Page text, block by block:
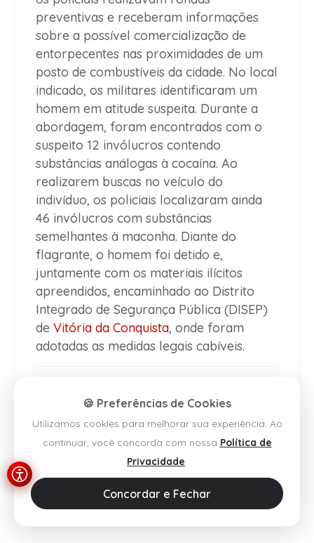
preventivas e receberam informações
sobre a possível comercialização de
entorpecentes nas proximidades de um
posto de combustíveis da cidade. No local
indicado, os militares identificaram um
homem em atitude suspeita. Durante a
abordagem, foram encontrados com o
suspeito 12 invólucros contendo
substâncias análogas à cocaína. Ao
realizarem buscas no veículo do
indivíduo, os policiais localizaram ainda
46 invólucros com substâncias
semelhantes à maconha. Diante do
flagrante, o homem foi detido e,
juntamente com os materiais ilícitos
apreendidos, encaminhado ao Distrito
Integrado de Segurança Pública (DISEP)
de Vitória da Conquista, onde foram
adotadas as medidas legais cabíveis.
🍪 Preferências de Cookies
Utilizamos cookies para melhorar sua experiência. Ao
continuar, você concorda com nossa Política de
Privacidade.
Concordar e Fechar